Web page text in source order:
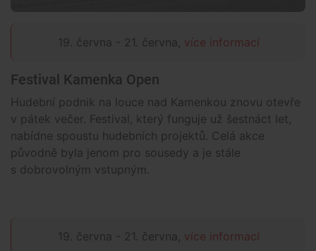
19. června - 21. června, více informací
Festival Kamenka Open
Hudební podnik na louce nad Kamenkou znovu otevře
v pátek večer. Festival, který funguje už šestnáct let,
nabídne spoustu hudebních projektů. Celá akce
původně byla jenom pro sousedy a je stále
s dobrovolným vstupným.
19. června - 21. června, více informací